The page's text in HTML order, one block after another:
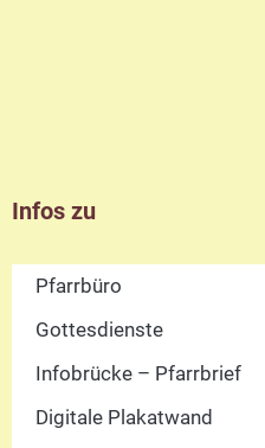
Infos zu
Pfarrbüro
Gottesdienste
Infobrücke – Pfarrbrief
Digitale Plakatwand